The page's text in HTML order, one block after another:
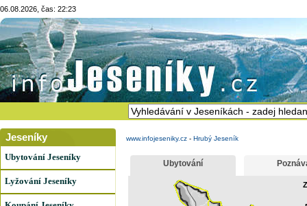
06.08.2026, čas: 22:23
Jeseníky
Ubytování Jeseníky
Lyžování Jeseníky
www.infojeseniky.cz - Hrubý Jeseník
Ubytování